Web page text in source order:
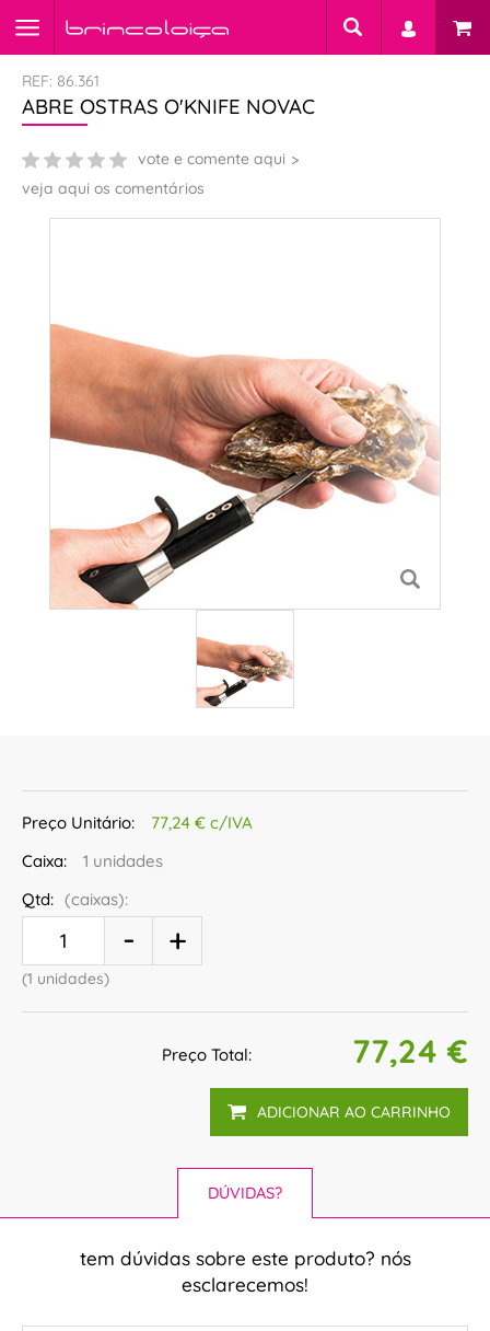
REF: 86.361
ABRE OSTRAS O'KNIFE NOVAC
vote e comente aqui
veja aqui os comentários
Preço Unitário:
77,24 € c/IVA
Caixa:
1 unidades
Qtd: (caixas):
(1 unidades)
Preço Total: 77,24 €
ADICIONAR AO CARRINHO
DÚVIDAS?
tem dúvidas sobre este produto? nós
esclarecemos!